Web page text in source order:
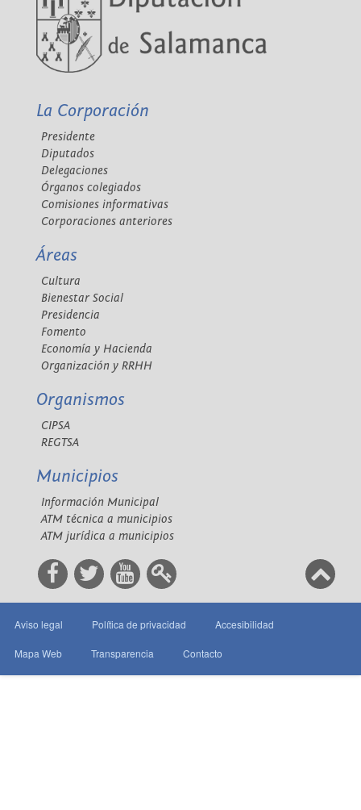
La Corporación
Presidente
Diputados
Delegaciones
Órganos colegiados
Comisiones informativas
Corporaciones anteriores
Áreas
Cultura
Bienestar Social
Presidencia
Fomento
Economía y Hacienda
Organización y RRHH
Organismos
CIPSA
REGTSA
Municipios
Información Municipal
ATM técnica a municipios
ATM jurídica a municipios
Aviso legal Política de privacidad Accesibilidad
Mapa Web Transparencia Contacto